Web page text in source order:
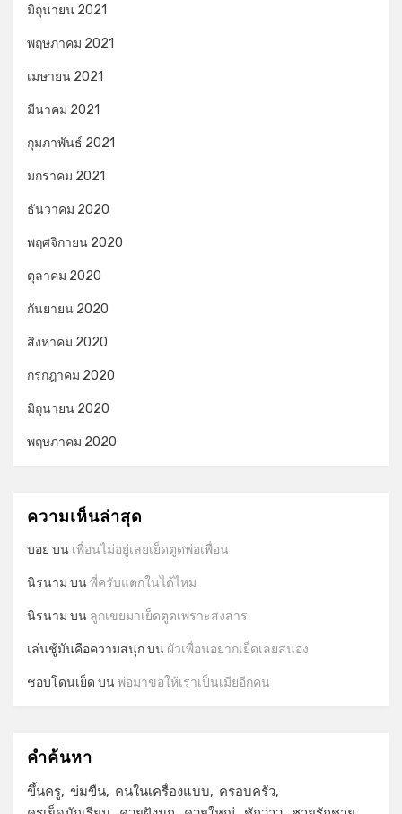
มิถุนายน 2021
พฤษภาคม 2021
เมษายน 2021
มีนาคม 2021
กุมภาพันธ์ 2021
มกราคม 2021
ธันวาคม 2020
พฤศจิกายน 2020
ตุลาคม 2020
กันยายน 2020
สิงหาคม 2020
กรกฎาคม 2020
มิถุนายน 2020
พฤษภาคม 2020
ความเห็นล่าสุด
บอย บน เพื่อนไม่อยู่เลยเย็ดตูดพ่อเพื่อน
นิรนาม บนพี่ครับแตกในได้ไหม
นิรนาม บน ลูกเขยมาเย็ดตูดเพราะสงสาร
เล่นชู้มันคือความสนุกบน ผัวเพื่อนอยากเย็ดเลยสนอง
ชอบโดนเย็ด บนพ่อมาขอให้เราเป็นเมียอีกคน
คำค้นหา
ขึ้นครู ข่มขืน คนในเครื่องแบบ
ครอบครัว